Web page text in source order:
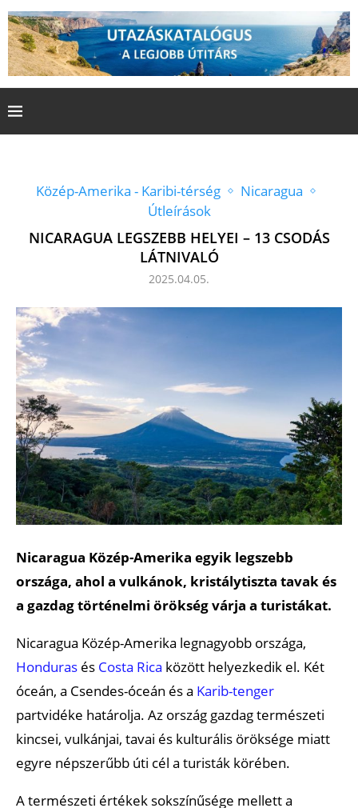
Közép-Amerika - Karibi-térség
Nicaragua
Útleírások
NICARAGUA LEGSZEBB HELYEI – 13 CSODÁS
LÁTNIVALÓ
2025.04.05.
Nicaragua Közép-Amerika egyik legszebb
országa, ahol a vulkánok, kristálytiszta tavak és
a gazdag történelmi örökség várja a turistákat.
Nicaragua Közép-Amerika legnagyobb országa,
Honduras és Costa Rica között helyezkedik el. Két
óceán, a Csendes-óceán és a Karib-tenger
partvidéke határolja. Az ország gazdag természeti
kincsei, vulkánjai, tavai és kulturális öröksége miatt
egyre népszerűbb úti cél a turisták körében.
A természeti értékek sokszínűsége mellett a